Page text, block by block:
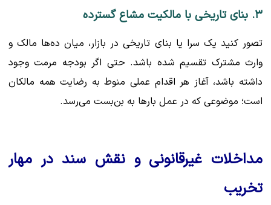
۳. بنای تاریخی با مالکیت مشاع گسترده
تصور کنید یک سرا یا بنای تاریخی در بازار، میان ده‌ها مالک و
وارث مشترک تقسیم شده باشد. حتی اگر بودجه مرمت وجود
داشته باشد، آغاز هر اقدام عملی منوط به رضایت همه مالکان
است؛ موضوعی که در عمل بارها به بن‌بست می‌رسد.
مداخلات غیرقانونی و نقش سند در مهار
تخریب